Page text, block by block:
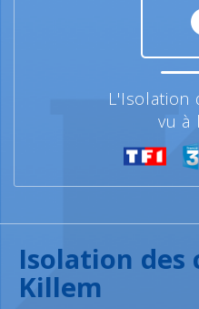
L'Isolation
vu à
Isolation des
Killem